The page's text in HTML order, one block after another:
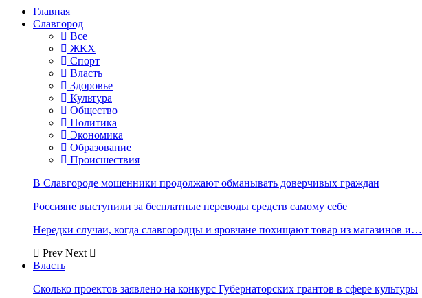
Главная
Славгород
Все
ЖКХ
Спорт
Власть
Здоровье
Культура
Общество
Политика
Экономика
Образование
Происшествия
В Славгороде мошенники продолжают обманывать доверчивых граждан
Россияне выступили за бесплатные переводы средств самому себе
Нередки случаи, когда славгородцы и яровчане похищают товар из магазинов и…
Prev Next
Власть
Сколько проектов заявлено на конкурс Губернаторских грантов в сфере культуры